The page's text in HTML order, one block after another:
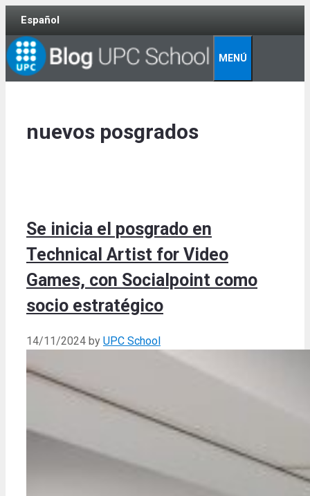
Skip
content
Español
MENÚ
nuevos posgrados
Se inicia el posgrado en
Technical Artist for Video
Games, con Socialpoint como
socio estratégico
14/11/2024 by UPC School